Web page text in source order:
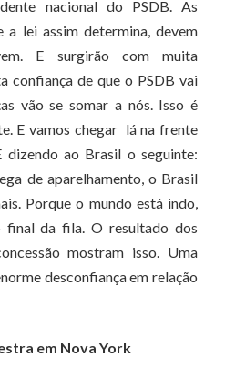
nacional do PSDB. As
a lei assim determina, devem
E surgirão com muita
confiança de que o PSDB vai
vão se somar a nós. Isso é
E vamos chegar lá na frente
ao Brasil o seguinte:
de aparelhamento, o Brasil
Porque o mundo está indo,
final da fila. O resultado dos
mostram isso. Uma
desconfiança em relação
em Nova York